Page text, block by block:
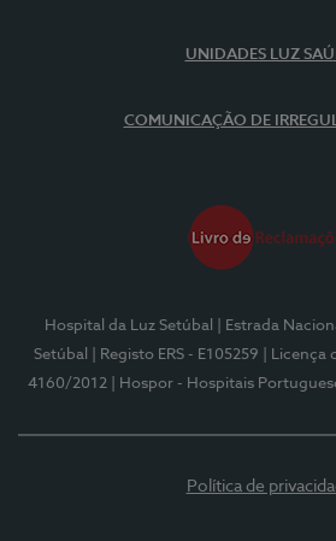
UNIDADES LUZ
COMUNICAÇÃO DE
Hospital da Luz Setúbal
| Estrada
Setúbal
| Registo ERS - E105259
| Licença
4160/2012
| Hospor - Hospitais
Política de